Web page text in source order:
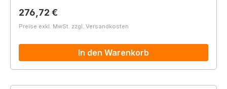
Regulärer Preis:
276,72 €
Preise exkl. MwSt. zzgl. Versandkosten
In den Warenkorb